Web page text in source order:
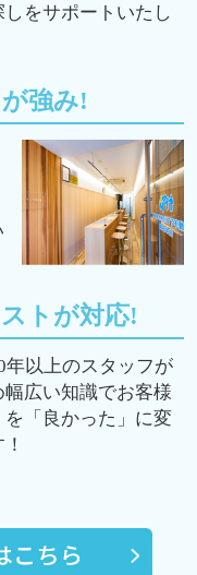
しをサポートいたし
強み!
トが対応!
年以上のスタッフが
広い知識でお客様
「良かった」に変